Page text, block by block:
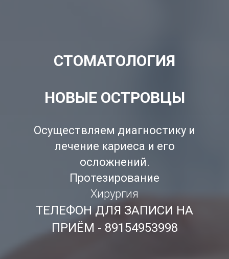
СТОМАТОЛОГИЯ
НОВЫЕ ОСТРОВЦЫ
Осуществляем диагностику и
лечение кариеса и его
осложнений.
Протезирование
Хирургия
ТЕЛЕФОН ДЛЯ ЗАПИСИ НА
ПРИЁМ - 89154953998